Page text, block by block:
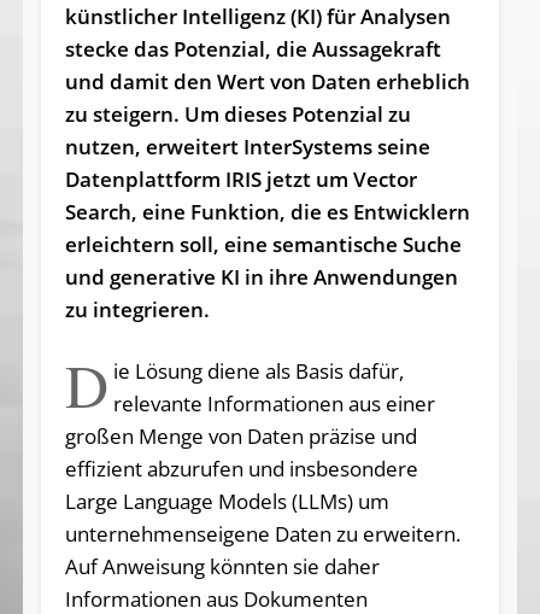
künstlicher Intelligenz (KI) für Analysen
stecke das Potenzial, die Aussagekraft
und damit den Wert von Daten erheblich
zu steigern. Um dieses Potenzial zu
nutzen, erweitert InterSystems seine
Datenplattform IRIS jetzt um Vector
Search, eine Funktion, die es Entwicklern
erleichtern soll, eine semantische Suche
und generative KI in ihre Anwendungen
zu integrieren.
D ie Lösung diene als Basis dafür,
relevante Informationen aus einer
großen Menge von Daten präzise und
effizient abzurufen und insbesondere
Large Language Models (LLMs) um
unternehmenseigene Daten zu erweitern.
Auf Anweisung könnten sie daher
Informationen aus Dokumenten